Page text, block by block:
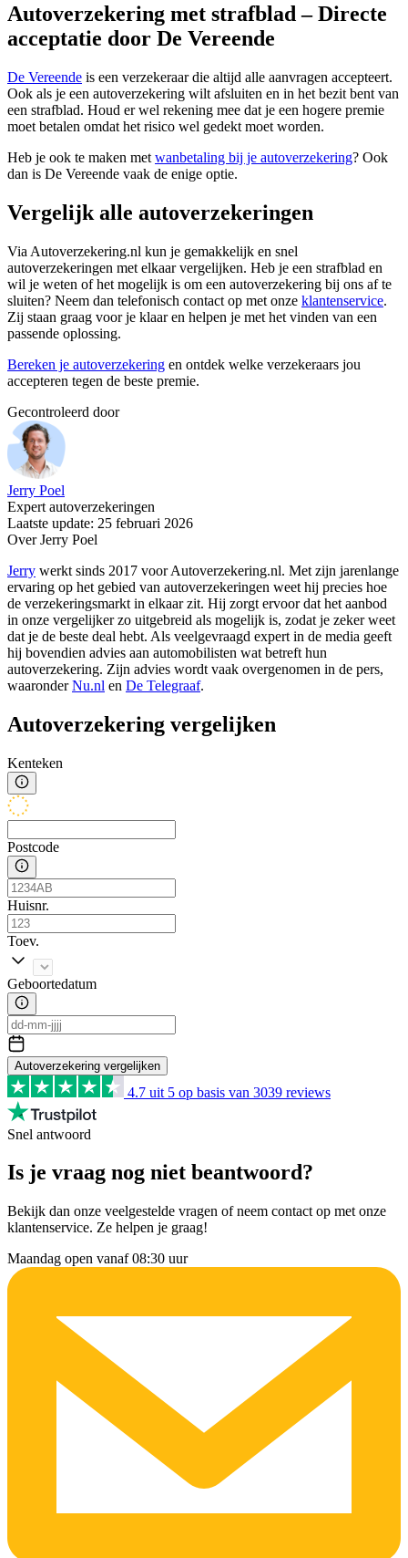
Autoverzekering met strafblad – Directe
acceptatie door De Vereende
De Vereende is een verzekeraar die altijd alle aanvragen accepteert.
Ook als je een autoverzekering wilt afsluiten en in het bezit bent van
een strafblad. Houd er wel rekening mee dat je een hogere premie
moet betalen omdat het risico wel gedekt moet worden.
Heb je ook te maken met wanbetaling bij je autoverzekering? Ook
dan is De Vereende vaak de enige optie.
Vergelijk alle autoverzekeringen
Via Autoverzekering.nl kun je gemakkelijk en snel
autoverzekeringen met elkaar vergelijken. Heb je een strafblad en
wil je weten of het mogelijk is om een autoverzekering bij ons af te
sluiten? Neem dan telefonisch contact op met onze klantenservice.
Zij staan graag voor je klaar en helpen je met het vinden van een
passende oplossing.
Bereken je autoverzekering en ontdek welke verzekeraars jou
accepteren tegen de beste premie.
Gecontroleerd door
Jerry Poel
Expert autoverzekeringen
Laatste update: 25 februari 2026
Over Jerry Poel
Jerry werkt sinds 2017 voor Autoverzekering.nl. Met zijn jarenlange
ervaring op het gebied van autoverzekeringen weet hij precies hoe
de verzekeringsmarkt in elkaar zit. Hij zorgt ervoor dat het aanbod
in onze vergelijker zo uitgebreid als mogelijk is, zodat je zeker weet
dat je de beste deal hebt. Als veelgevraagd expert in de media geeft
hij bovendien advies aan automobilisten wat betreft hun
autoverzekering. Zijn advies wordt vaak overgenomen in de pers,
waaronderNu.nl en De Telegraaf.
Autoverzekering vergelijken
Kenteken
Postcode
Huisnr.
Toev.
Geboortedatum
Autoverzekering vergelijken
4.7 uit 5 op basis van 3039 reviews
Snel antwoord
Is je vraag nog niet beantwoord?
Bekijk dan onze veelgestelde vragen of neem contact op met onze
klantenservice. Ze helpen je graag!
Maandag open vanaf 08:30 uur